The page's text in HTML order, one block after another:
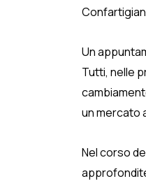
Un
Tutti, nelle
un mercato
Nel corso